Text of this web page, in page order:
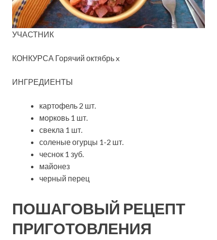
УЧАСТНИК
КОНКУРСА Горячий октябрь x
ИНГРЕДИЕНТЫ
картофель 2 шт.
морковь 1 шт.
свекла 1 шт.
соленые огурцы 1-2 шт.
чеснок 1 зуб.
майонез
черный перец
ПОШАГОВЫЙ РЕЦЕПТ
ПРИГОТОВЛЕНИЯ